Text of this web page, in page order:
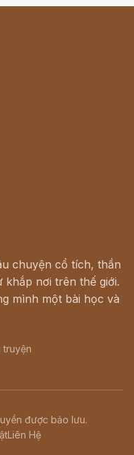
chuyện cổ tích, thần
nơi trên thế giới.
mình một bài học và
truyện
được bảo lưu.
Liên Hệ